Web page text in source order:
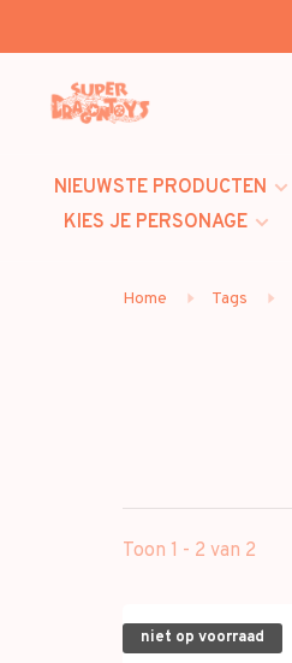
NIEUWSTE PRODUCTEN
KIES JE PERSONAGE
Home Tags
Toon 1 - 2 van 2
niet op voorraad